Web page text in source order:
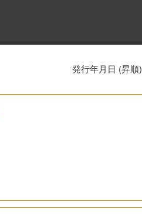
発行年月日 (昇順)